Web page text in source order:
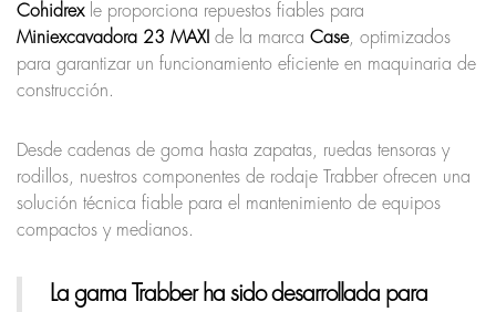
Cohidrexle proporciona repuestos fiables para
Miniexcavadora 23 MAXI de la marca Case, optimizados
para garantizar un funcionamiento eficiente en maquinaria de
construcción.
Desde cadenas de goma hasta zapatas, ruedas tensoras y
rodillos, nuestros componentes de rodaje Trabber ofrecen una
solución técnica fiable para el mantenimiento de equipos
compactos y medianos.
La gama Trabber ha sido desarrollada para